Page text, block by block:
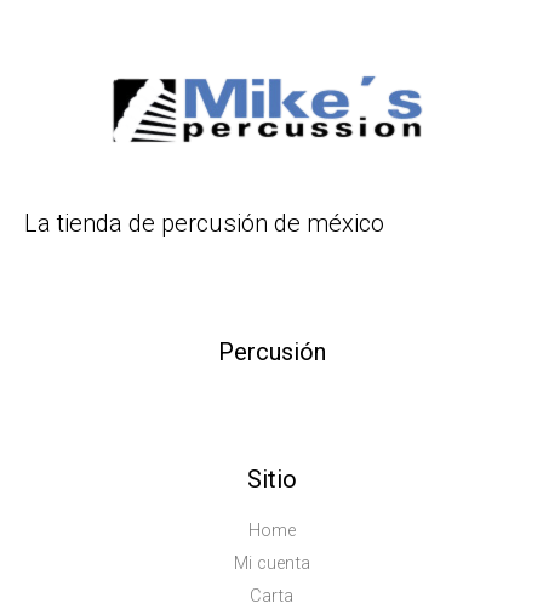
La tienda de percusión de méxico
Percusión
Sitio
Home
Mi cuenta
Carta